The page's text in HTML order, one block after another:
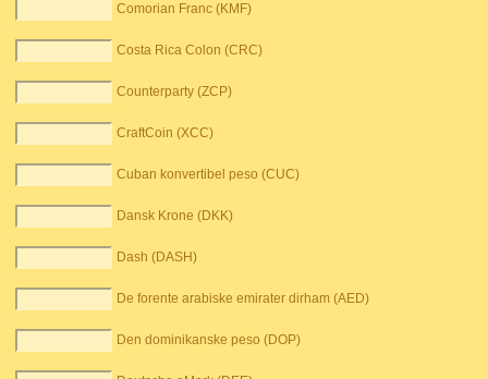
Comorian Franc (KMF)
Costa Rica Colon (CRC)
Counterparty (ZCP)
CraftCoin (XCC)
Cuban konvertibel peso (CUC)
Dansk Krone (DKK)
Dash (DASH)
De forente arabiske emirater dirham (AED)
Den dominikanske peso (DOP)